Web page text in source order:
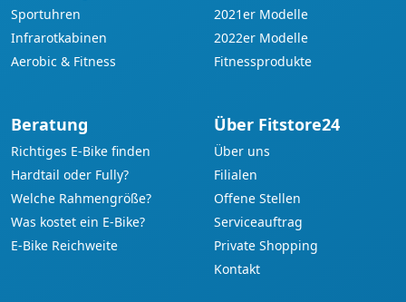
Sportuhren
Infrarotkabinen
Aerobic & Fitness
2021er Modelle
2022er Modelle
Fitnessprodukte
Beratung
Richtiges E-Bike finden
Hardtail oder Fully?
Welche Rahmengröße?
Was kostet ein E-Bike?
E-Bike Reichweite
Über Fitstore24
Über uns
Filialen
Offene Stellen
Serviceauftrag
Private Shopping
Kontakt